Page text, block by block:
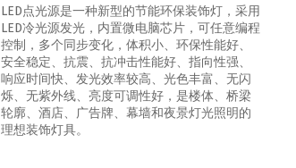
LED点光源是一种新型的节能环保装饰灯，采用
LED冷光源发光，内置微电脑芯片，可任意编程
控制，多个同步变化，体积小、环保性能好、
安全稳定、抗震、抗冲击性能好、指向性强、
响应时间快、发光效率较高、光色丰富、无闪
烁、无紫外线、亮度可调性好，是楼体、桥梁
轮廓、酒店、广告牌、幕墙和夜景灯光照明的
理想装饰灯具。